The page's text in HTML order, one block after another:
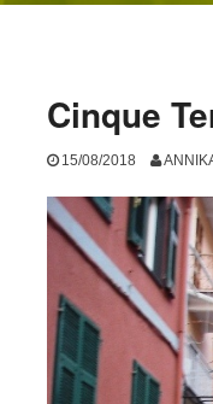
Cinque
15/08/2018